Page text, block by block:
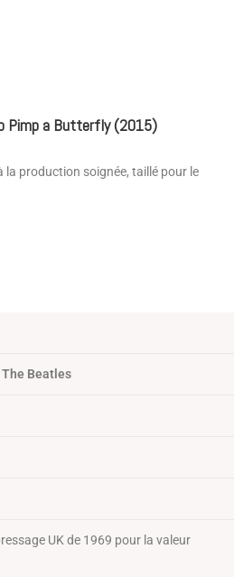
Pimp a Butterfly (2015)
la production soignée, taillé pour le
Beatles
UK de 1969 pour la valeur